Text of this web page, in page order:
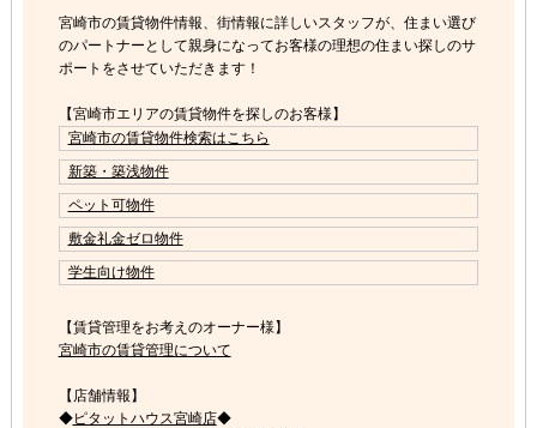
宮崎市の賃貸物件情報、街情報に詳しいスタッフが、住まい選び
のパートナーとして親身になってお客様の理想の住まい探しのサ
ポートをさせていただきます！
【宮崎市エリアの賃貸物件を探しのお客様】
宮崎市の賃貸物件検索はこちら
新築・築浅物件
ペット可物件
敷金礼金ゼロ物件
学生向け物件
【賃貸管理をお考えのオーナー様】
宮崎市の賃貸管理について
【店舗情報】
◆ピタットハウス宮崎店◆